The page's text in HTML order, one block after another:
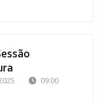
09:00